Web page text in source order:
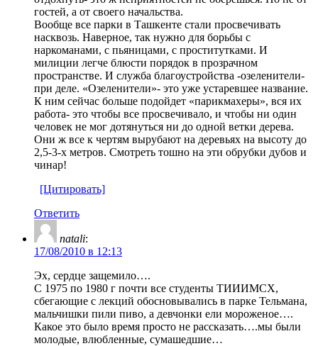
гостей, а от своего начальства.
Вообще все парки в Ташкенте стали просвечивать
насквозь. Наверное, так нужно для борьбы с
наркоманами, с пьяницами, с проститутками. И
милиции легче блюсти порядок в прозрачном
пространстве. И служба благоустройства -озеленители-
при деле. «Озеленители»- это уже устаревшее название.
К ним сейчас больше подойдет «парикмахеры», вся их
работа- это чтобы все просвечивало, и чтобы ни один
человек не мог дотянуться ни до одной ветки дерева.
Они ж все к чертям вырубают на деревьях на высоту до
2,5-3-х метров. Смотреть тошно на эти обрубки дубов и
чинар!
[Цитировать]
Ответить
natali:
17/08/2010 в 12:13
Эх, сердце защемило….
С 1975 по 1980 г почти все студенты ТИИИМСХ,
сбегающие с лекций обосновывались в парке Тельмана,
мальчишки пили пиво, а девчонки ели мороженое….
Какое это было время просто не рассказать….мы были
молодые, влюбленные, сумашедшие…